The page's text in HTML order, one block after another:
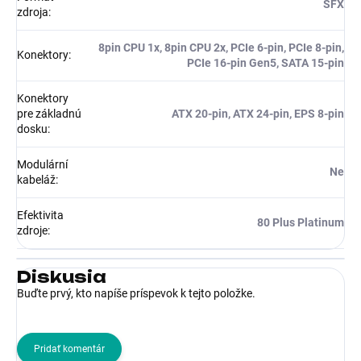
zdroja:
SFX
Konektory:
8pin CPU 1x, 8pin CPU 2x, PCIe 6-pin, PCIe 8-pin,
PCIe 16-pin Gen5, SATA 15-pin
Konektory
pre základnú
dosku:
ATX 20-pin, ATX 24-pin, EPS 8-pin
Modulární
kabeláž:
Ne
Efektivita
zdroje:
80 Plus Platinum
Diskusia
Buďte prvý, kto napíše príspevok k tejto položke.
Pridať komentár